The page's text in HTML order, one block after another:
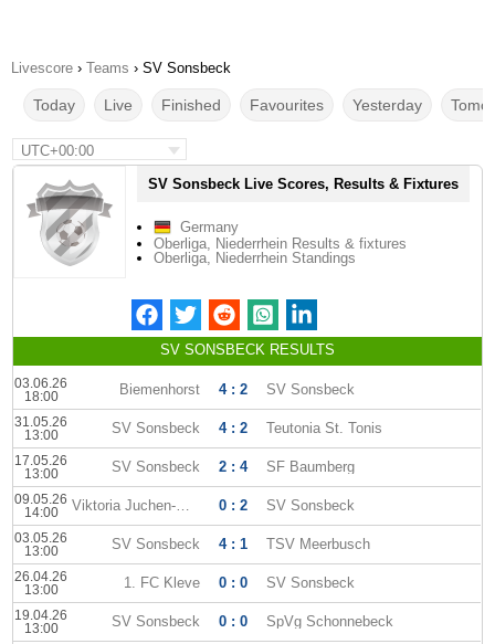
Livescore › Teams › SV Sonsbeck
Today Live Finished Favourites Yesterday
UTC+00:00
SV Sonsbeck Live Scores, Results & Fixtures
Germany
Oberliga, Niederrhein Results & fixtures
Oberliga, Niederrhein Standings
SV SONSBECK RESULTS
03.06.26
18:00
Biemenhorst 4 : 2 SV Sonsbeck
31.05.26
13:00
SV Sonsbeck 4 : 2 Teutonia St. Tonis
17.05.26
13:00
SV Sonsbeck 2 : 4 SF Baumberg
09.05.26
14:00
Viktoria Juchen-Garzweiler 0 : 2 SV Sonsbeck
03.05.26
13:00
SV Sonsbeck 4 : 1 TSV Meerbusch
26.04.26
13:00
1. FC Kleve 0 : 0 SV Sonsbeck
19.04.26
13:00
SV Sonsbeck 0 : 0 SpVg Schonnebeck